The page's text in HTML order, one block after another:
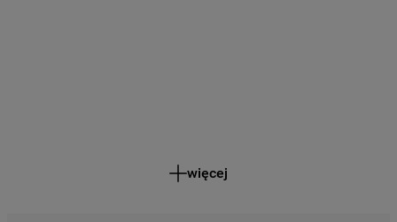
więcej